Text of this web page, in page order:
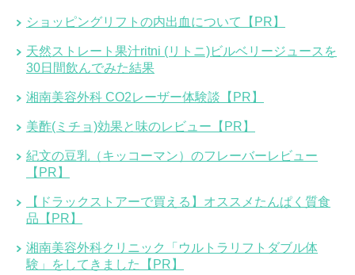
ショッピングリフトの内出血について【PR】
天然ストレート果汁ritni (リトニ)ビルベリージュースを
30日間飲んでみた結果
湘南美容外科 CO2レーザー体験談【PR】
美酢(ミチョ)効果と味のレビュー【PR】
紀文の豆乳（キッコーマン）のフレーバーレビュー
【PR】
【ドラックストアーで買える】オススメたんぱく質食
品【PR】
湘南美容外科クリニック「ウルトラリフトダブル体
験」をしてきました【PR】